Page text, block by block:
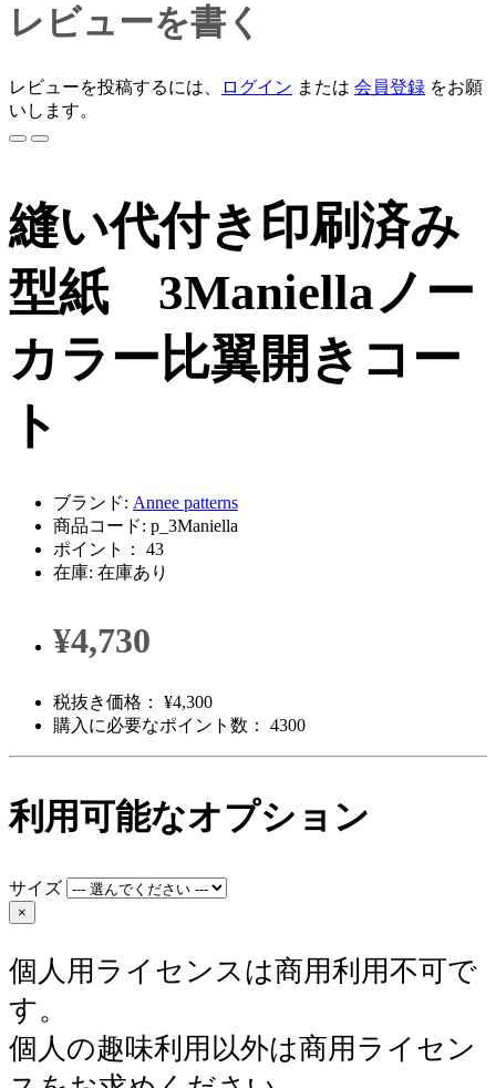
レビューを書く
レビューを投稿するには、 ログイン または 会員登録 をお願
いします。
縫い代付き印刷済み
型紙 3Maniellaノー
カラー比翼開きコー
ト
ブランド: Annee patterns
商品コード: p_3Maniella
ポイント： 43
在庫: 在庫あり
¥4,730
税抜き価格： ¥4,300
購入に必要なポイント数： 4300
利用可能なオプション
サイズ
×
個人用ライセンスは商用利用不可で
す。
個人の趣味利用以外は商用ライセン